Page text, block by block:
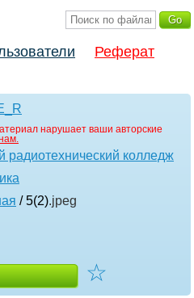
Реферат
нарушает ваши авторские
радиотехнический колледж
/ 5(2).jpeg
☆